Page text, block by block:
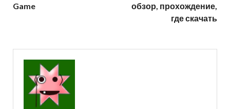
Game
обзор, прохождение,
где скачать